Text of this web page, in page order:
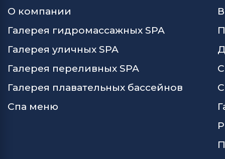
О компании
Галерея гидромассажных SPA
Галерея уличных SPA
Галерея переливных SPA
Галерея плавательных бассейнов
Спа меню